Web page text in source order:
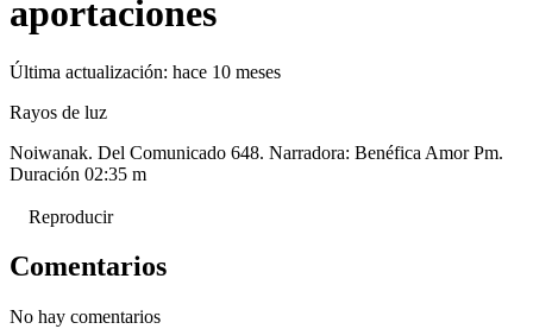
aportaciones
Última actualización: hace 10 meses
Rayos de luz
Noiwanak. Del Comunicado 648. Narradora: Benéfica Amor Pm.
Duración 02:35 m
Reproducir
Comentarios
No hay comentarios